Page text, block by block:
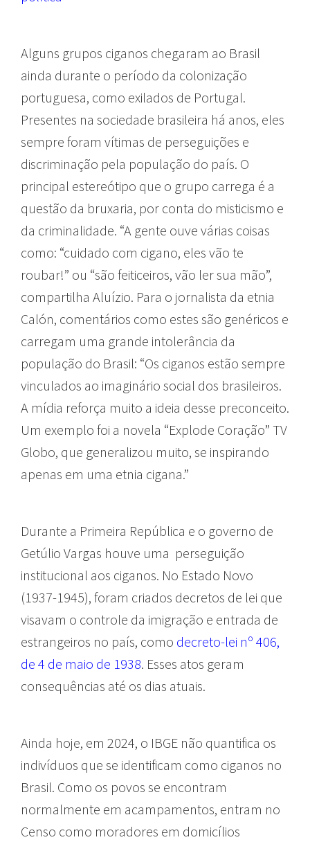
Alguns grupos ciganos chegaram ao Brasil
ainda durante o período da colonização
portuguesa, como exilados de Portugal.
Presentes na sociedade brasileira há anos, eles
sempre foram vítimas de perseguições e
discriminação pela população do país. O
principal estereótipo que o grupo carrega é a
questão da bruxaria, por conta do misticismo e
da criminalidade. “A gente ouve várias coisas
como: “cuidado com cigano, eles vão te
roubar!” ou “são feiticeiros, vão ler sua mão”,
compartilha Aluízio. Para o jornalista da etnia
Calón, comentários como estes são genéricos e
carregam uma grande intolerância da
população do Brasil: “Os ciganos estão sempre
vinculados ao imaginário social dos brasileiros.
A mídia reforça muito a ideia desse preconceito.
Um exemplo foi a novela “Explode Coração” TV
Globo, que generalizou muito, se inspirando
apenas em uma etnia cigana.”
Durante a Primeira República e o governo de
Getúlio Vargas houve uma perseguição
institucional aos ciganos. No Estado Novo
(1937-1945), foram criados decretos de lei que
visavam o controle da imigração e entrada de
estrangeiros no país, como decreto-lei nº 406,
de 4 de maio de 1938. Esses atos geram
consequências até os dias atuais.
Ainda hoje, em 2024, o IBGE não quantifica os
indivíduos que se identificam como ciganos no
Brasil. Como os povos se encontram
normalmente em acampamentos, entram no
Censo como moradores em domicílios